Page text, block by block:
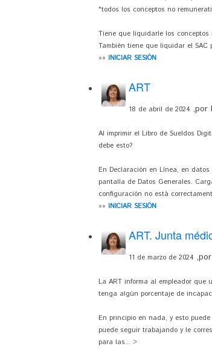
"todos los conceptos no
Tiene que liquidarle los conceptos
También tiene que liquidar el
»» INICIAR SESIÓN
ART
18 de abril de 2024 ,por
Al imprimir el Libro de Sueldos
debe esto?
En Declaración en Línea, en
pantalla de Datos Generales.
configuración no está
»» INICIAR SESIÓN
ART. Junta
11 de marzo de 2024 ,por
La ART informa al empleador
tenga algún porcentaje de
En principio en nada, y esto
puede seguir trabajando y le
para las... >